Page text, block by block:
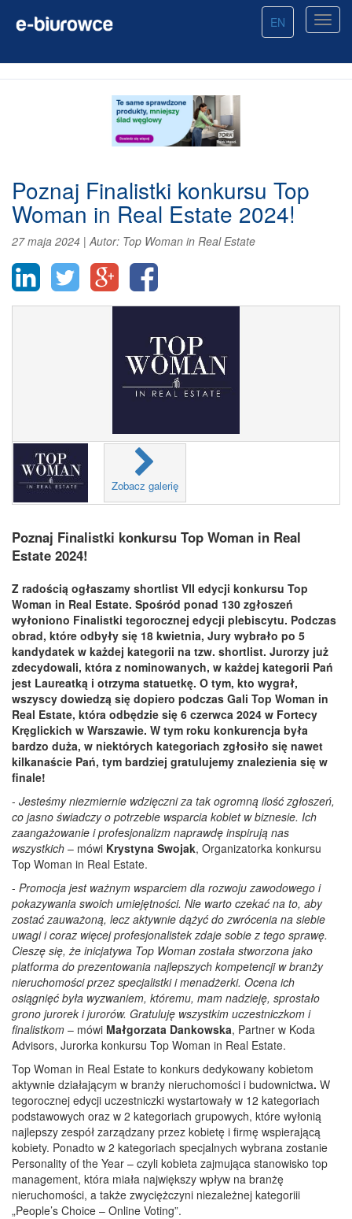
EN
Poznaj Finalistki konkursu Top
Woman in Real Estate 2024!
27 maja 2024 |Autor: Top Woman in Real Estate
Zobacz galerię
Poznaj Finalistki konkursu Top Woman in Real
Estate 2024!
Z radością ogłaszamy shortlist VII edycji konkursu Top
Woman in Real Estate. Spośród ponad 130 zgłoszeń
wyłoniono Finalistki tegorocznej edycji plebiscytu. Podczas
obrad, które odbyły się 18 kwietnia, Jury wybrało po 5
kandydatek w każdej kategorii na tzw. shortlist. Jurorzy już
zdecydowali, która z nominowanych, w każdej kategorii Pań
jest Laureatką i otrzyma statuetkę. O tym, kto wygrał,
wszyscy dowiedzą się dopiero podczas Gali Top Woman in
Real Estate, która odbędzie się 6 czerwca 2024 w Fortecy
Kręglickich w Warszawie. W tym roku konkurencja była
bardzo duża, w niektórych kategoriach zgłosiło się nawet
kilkanaście Pań, tym bardziej gratulujemy znalezienia się w
finale!
- Jesteśmy niezmiernie wdzięczni za tak ogromną ilość zgłoszeń,
co jasno świadczy o potrzebie wsparcia kobiet w biznesie. Ich
zaangażowanie i profesjonalizm naprawdę inspirują nas
wszystkich – mówi Krystyna Swojak, Organizatorka konkursu
Top Woman in Real Estate.
- Promocja jest ważnym wsparciem dla rozwoju zawodowego i
pokazywania swoich umiejętności. Nie warto czekać na to, aby
zostać zauważoną, lecz aktywnie dążyć do zwrócenia na siebie
uwagi i coraz więcej profesjonalistek zdaje sobie z tego sprawę.
Cieszę się, że inicjatywa Top Woman została stworzona jako
platforma do prezentowania najlepszych kompetencji w branży
nieruchomości przez specjalistki i menadżerki. Ocena ich
osiągnięć była wyzwaniem, któremu, mam nadzieję, sprostało
grono jurorek i jurorów. Gratuluję wszystkim uczestniczkom i
finalistkom – mówi Małgorzata Dankowska, Partner w Koda
Advisors, Jurorka konkursu Top Woman in Real Estate.
Top Woman in Real Estate to konkurs dedykowany kobietom
aktywnie działającym w branży nieruchomości i budownictwa. W
tegorocznej edycji uczestniczki wystartowały w 12 kategoriach
podstawowych oraz w 2 kategoriach grupowych, które wyłonią
najlepszy zespół zarządzany przez kobietę i firmę wspierającą
kobiety. Ponadto w 2 kategoriach specjalnych wybrana zostanie
Personality of the Year – czyli kobieta zajmująca stanowisko top
management, która miała największy wpływ na branżę
nieruchomości, a także zwyciężczyni niezależnej kategoriii
„People’s Choice – Online Voting”.